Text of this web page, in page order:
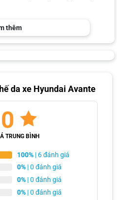
da ghế Hyundai Avante xin vui
đây để được tư vấn cụ thể!
mang đến sự sang trọng và
đây là tổng hợp 10+ mẫu bọc
chuộng nhất hiện nay, với đa
để bạn lựa chọn:
thêm
da xe Hyundai Avante
TRUNG BÌNH
100% | 6 đánh giá
0% | 0 đánh giá
0% | 0 đánh giá
0% | 0 đánh giá